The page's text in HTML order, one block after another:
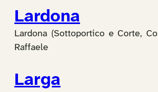
Lardona
Lardona (Sottoportico e Corte,
Raffaele
Larga